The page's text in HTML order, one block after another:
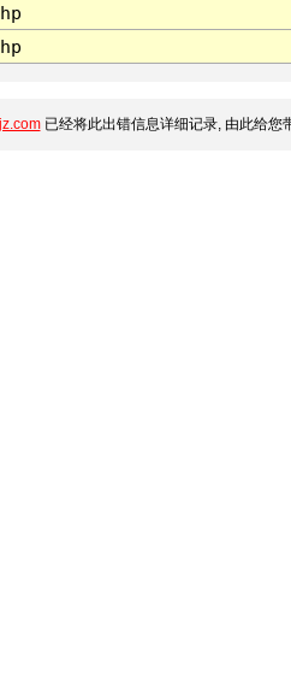
已经将此出错信息详细记录, 由此给您